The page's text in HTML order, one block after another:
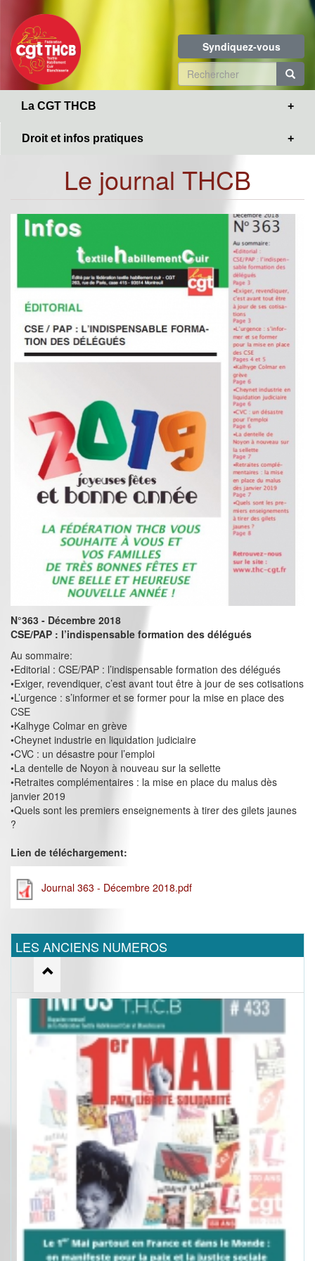
contenu
principal
Syndiquez-vous
Formulaire
de
La CGT THCB
Droit et infos pratiques
Le journal THCB
N°363 - Décembre 2018
CSE/PAP : l’indispensable formation des délégués
Au sommaire:
•Editorial : CSE/PAP : l’indispensable formation des délégués
•Exiger, revendiquer, c’est avant tout être à jour de ses cotisations
•L’urgence : s’informer et se former pour la mise en place des
CSE
•Kalhyge Colmar en grève
•Cheynet industrie en liquidation judiciaire
•CVC : un désastre pour l’emploi
•La dentelle de Noyon à nouveau sur la sellette
•Retraites complémentaires : la mise en place du malus dès
janvier 2019
•Quels sont les premiers enseignements à tirer des gilets jaunes
?
Lien de téléchargement:
Journal 363 - Décembre 2018.pdf
LES ANCIENS NUMEROS